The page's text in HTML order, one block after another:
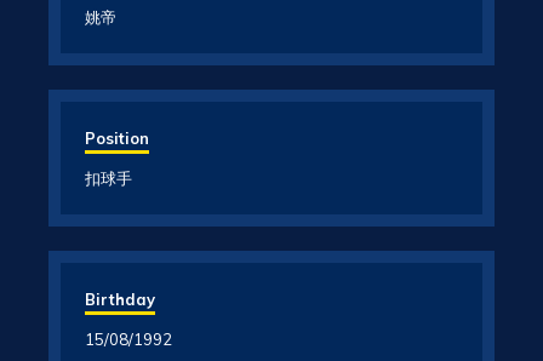
姚帝
Position
扣球手
Birthday
15/08/1992